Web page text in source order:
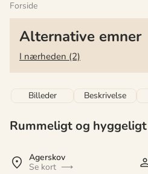
Forside
Alternative emner
I nærheden (2)
Billeder Beskrivelse
Rummeligt og
Agerskov
Se kort